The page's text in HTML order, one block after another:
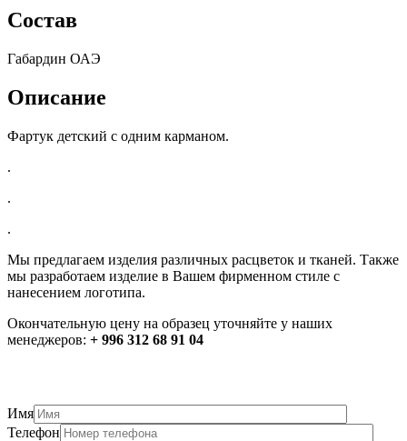
Состав
Габардин ОАЭ
Описание
Фартук детский с одним карманом.
.
.
.
Мы предлагаем изделия различных расцветок и тканей. Также
мы разработаем изделие в Вашем фирменном стиле с
нанесением логотипа.
Окончательную цену на образец уточняйте у наших
менеджеров: + 996 312 68 91 04
Имя
Телефон